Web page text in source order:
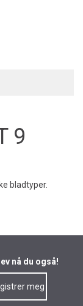
9
bladtyper.
nå du også!